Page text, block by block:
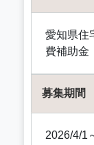
愛知県住
費補助金
募集期間
2026/4/1